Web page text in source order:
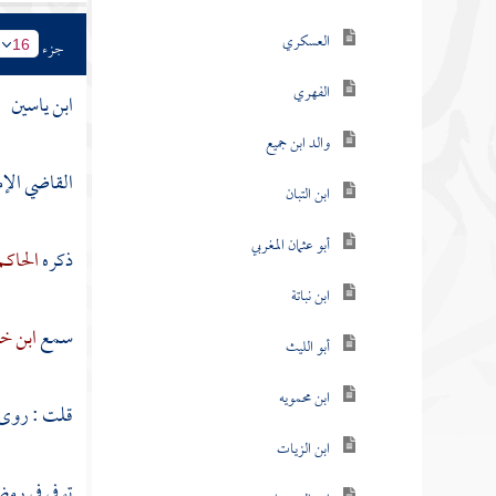
العسكري
الفهري
والد ابن جميع
ابن التبان
أبو عثمان المغربي
ابن نباتة
أبو الليث
ابن محمويه
ابن الزيات
جزء 16
ابن ياسين
القاضي
ذكره
سمعابن
قلت :